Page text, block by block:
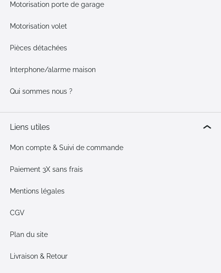
Motorisation porte de garage
Motorisation volet
Pièces détachées
Interphone/alarme maison
Qui sommes nous ?
Liens utiles
Mon compte & Suivi de commande
Paiement 3X sans frais
Mentions légales
CGV
Plan du site
Livraison & Retour